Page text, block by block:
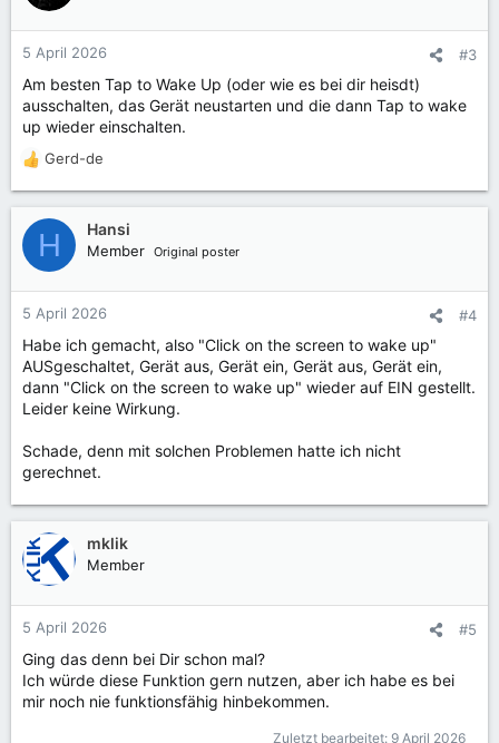
o
n
n
:
5 April 2026 #3
Am besten Tap to Wake Up (oder wie es bei dir heisdt)
ausschalten, das Gerät neustarten und die dann Tap to wake
up wieder einschalten.
R
e
a
k
t
o
n
n
:
Gerd-de
H Hansi
Member Original poster
5 April 2026 #4
Habe ich gemacht, also "Click on the screen to wake up"
AUSgeschaltet, Gerät aus, Gerät ein, Gerät aus, Gerät ein,
dann "Click on the screen to wake up" wieder auf EIN gestellt.
Leider keine Wirkung.
Schade, denn mit solchen Problemen hatte ich nicht
gerechnet.
mklik
Member
5 April 2026 #5
Ging das denn bei Dir schon mal?
Ich würde diese Funktion gern nutzen, aber ich habe es bei
mir noch nie funktionsfähig hinbekommen.
Zuletzt bearbeitet: 9 April 2026